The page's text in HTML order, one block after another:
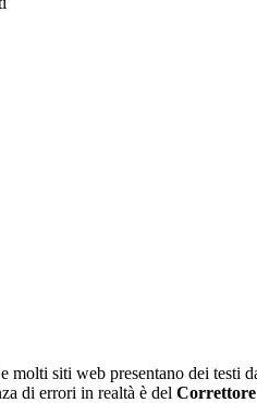
siti web presentano dei testi
di errori in realtà è del